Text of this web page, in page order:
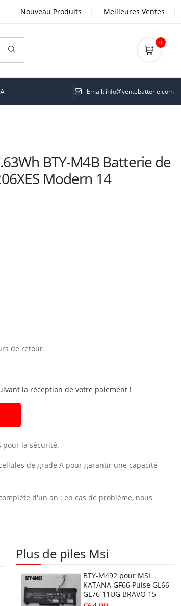
Nouveau Produits Meilleures Ventes
0
Email: info@ventebatterie.com
BTY-M4B Batterie de
Modern 14
de retour
la réception de votre paiement !
pour la sécurité.
de grade A pour garantir une capacité
d'un an : en cas de problème, nous
Plus de piles Msi
BTY-M492 pour MSI
KATANA GF66 Pulse GL66
GL76 11UG BRAVO 15